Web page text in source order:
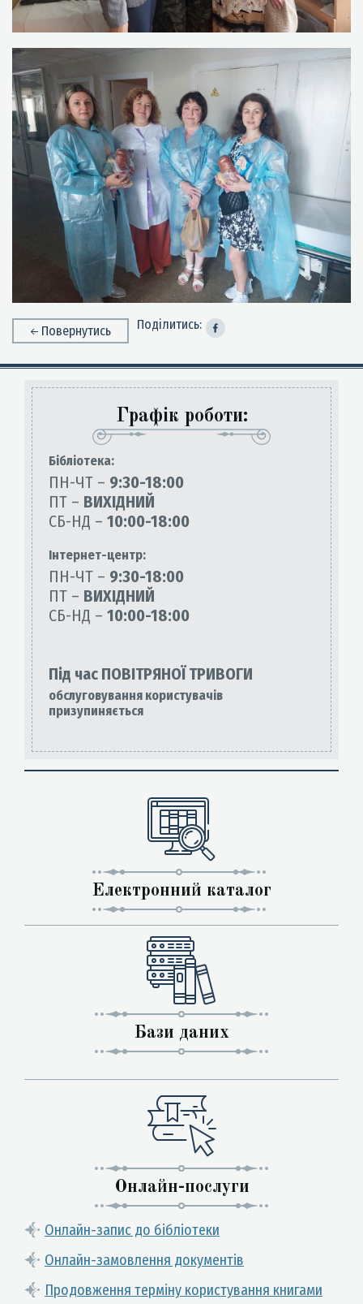
Повернутись Поділитись:
Графік роботи:
Бiблiотека:
ПН-ЧТ – 9:30-18:00
ПТ – ВИХІДНИЙ
СБ-НД – 10:00-18:00
Інтернет-центр:
ПН-ЧТ – 9:30-18:00
ПТ – ВИХІДНИЙ
СБ-НД – 10:00-18:00
Під час ПОВІТРЯНОЇ ТРИВОГИ
обслуговування користувачів
призупиняється
Електронний каталог
Бази даних
Онлайн-послуги
Онлайн-запис до бібліотеки
Онлайн-замовлення документів
Продовження терміну користування книгами